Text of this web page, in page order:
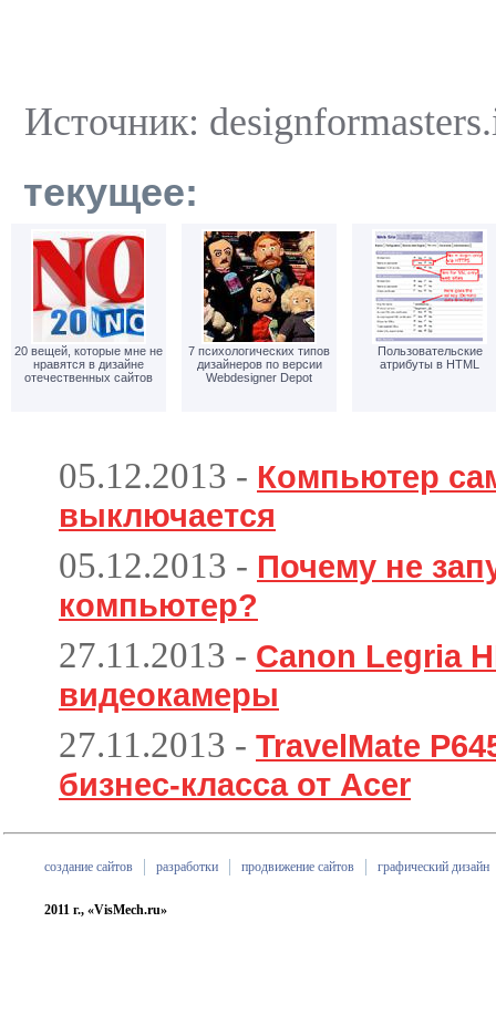
Источник:
текущее:
20 вещей, которые мне не
нравятся в дизайне
отечественных сайтов
7 психологических типов
дизайнеров по версии
Webdesigner Depot
Пользовательские
атрибуты в HTML
05.12.2013 - Компьютер
выключается
05.12.2013 - Почему не
компьютер?
27.11.2013 - Canon Legria
видеокамеры
27.11.2013 - TravelMate
бизнес-класса от Acer
создание сайтов разработки продвижение сайтов графический дизайн
2011 г., «VisMech.ru»